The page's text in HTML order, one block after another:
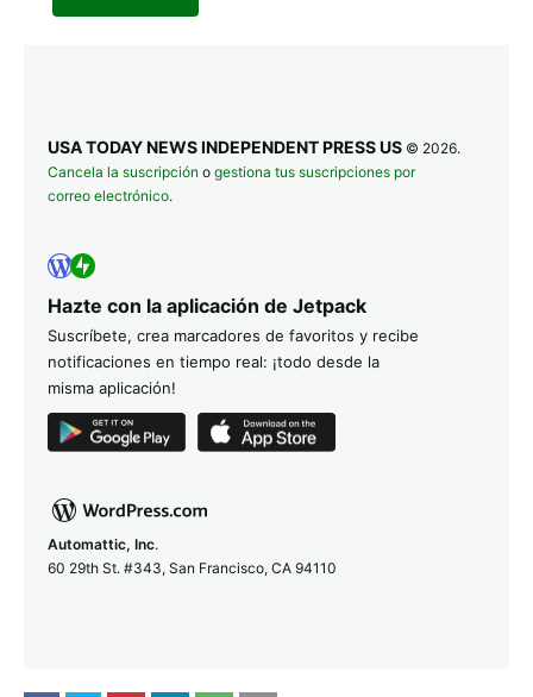
USA TODAY NEWS INDEPENDENT PRESS US © 2026.
Cancela la suscripción o gestiona tus suscripciones por
correo electrónico.
Hazte con la aplicación de Jetpack
Suscríbete, crea marcadores de favoritos y recibe
notificaciones en tiempo real: ¡todo desde la
misma aplicación!
Automattic, Inc.
60 29th St. #343, San Francisco, CA 94110